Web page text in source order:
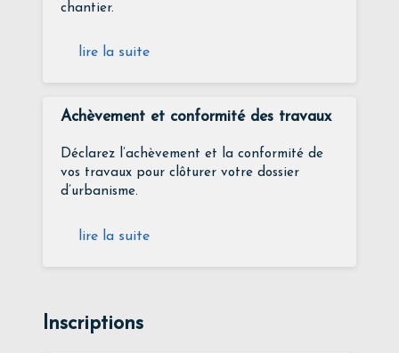
chantier.
lire la suite
Achèvement et conformité des travaux
Déclarez l’achèvement et la conformité de
vos travaux pour clôturer votre dossier
d’urbanisme.
lire la suite
Inscriptions